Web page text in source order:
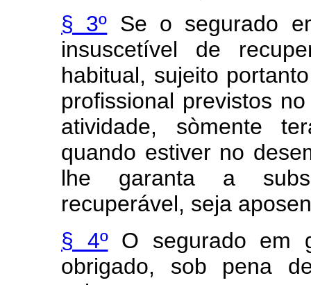
§ 3º Se o segurado
insuscetível de
habitual, sujeito
profissional previstos
atividade, sòmente
quando estiver no
lhe garanta a
recuperável, seja
§ 4ºO segurado em
obrigado, sob pena